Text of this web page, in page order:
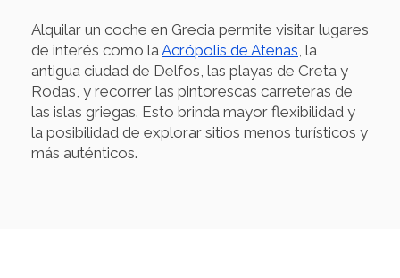
Alquilar un coche en Grecia permite visitar lugares
de interés como laAcrópolis de Atenas, la
antigua ciudad de Delfos, las playas de Creta y
Rodas, y recorrer las pintorescas carreteras de
las islas griegas. Esto brinda mayor flexibilidad y
la posibilidad de explorar sitios menos turísticos y
más auténticos.